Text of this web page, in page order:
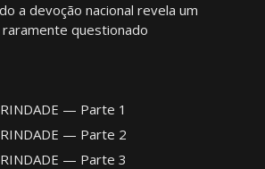
a devoção nacional revela um
questionado
— Parte 1
— Parte 2
— Parte 3